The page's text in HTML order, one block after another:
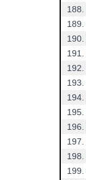
188.
189.
190.
191.
192.
193.
194.
195.
196.
197.
198.
199.